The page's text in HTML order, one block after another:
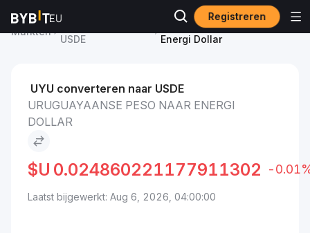
Registreren
Markten
Energi Dollar-prijs
USDE
Uruguayaanse peso to
Energi Dollar
UYU converteren naar USDE
URUGUAYAANSE PESO NAAR ENERGI
DOLLAR
$U 0.024860221177911302 -
Laatst bijgewerkt: Aug 6, 2026, 04:00:00